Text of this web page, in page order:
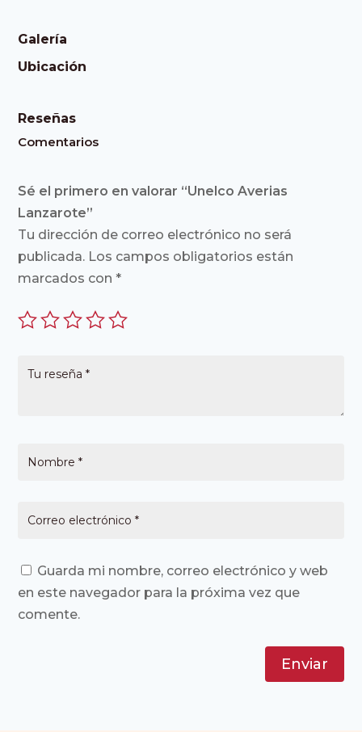
Galería
Ubicación
Reseñas
Comentarios
Sé el primero en valorar “Unelco Averias
Lanzarote”
Tu dirección de correo electrónico no será
publicada. Los campos obligatorios están
marcados con*
Guarda mi nombre, correo electrónico y web
en este navegador para la próxima vez que
comente.
Enviar